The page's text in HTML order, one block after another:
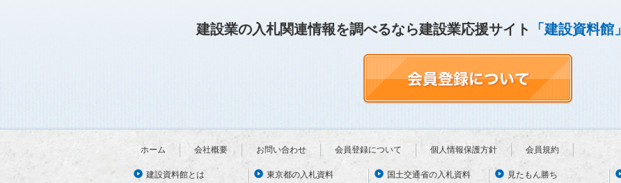
建設業の入札関連情報を調べるなら建設業応援サイト 「建設資料館」
ホーム 会社概要 お問い合わせ 会員登録について 個人情報保護方針 会員規約
建設資料館とは 東京都の入札資料 国土交通省の入札資料 見たもん勝ち